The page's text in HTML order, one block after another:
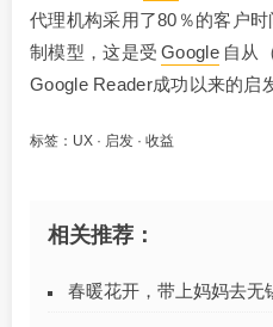
代理机构采用了80％的客户
制模型，这是受 Google 自从
Google Reader成功以来的启
标签： UX · 启发 · 收益
相关推荐：
春暖花开，带上妈妈去无